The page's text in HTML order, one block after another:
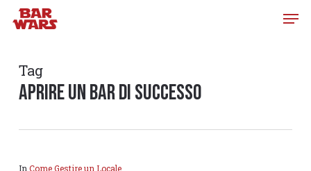
Skip
content
Tag
aprire un bar di successo
In Come Gestire un Locale